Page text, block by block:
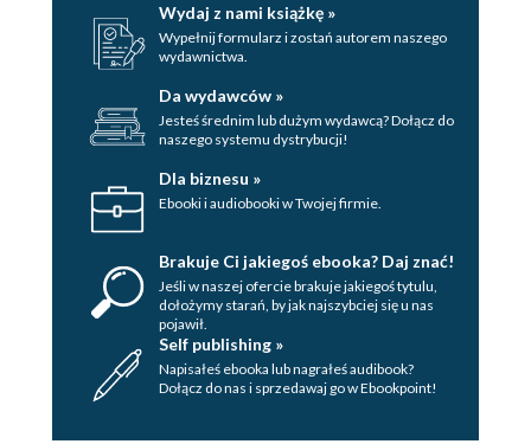
Wydaj z nami książkę »
Wypełnij formularz i zostań autorem naszego
wydawnictwa.
Da wydawców »
Jesteś średnim lub dużym wydawcą? Dołącz do
naszego systemu dystrybucji!
Dla biznesu »
Ebooki i audiobooki w Twojej firmie.
Brakuje Ci jakiegoś ebooka? Daj znać!
Jeśli w naszej ofercie brakuje jakiegoś tytulu,
dołożymy starań, by jak najszybciej się u nas
pojawił.
Self publishing »
Napisałeś ebooka lub nagrałeś audibook?
Dołącz do nas i sprzedawaj go w Ebookpoint!